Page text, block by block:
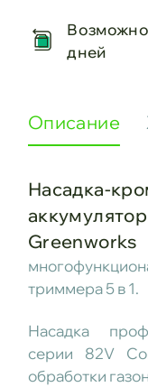
дней
Описание
Насадка-
триммера 5 в 1.
Насадка
серии 82V
обработки